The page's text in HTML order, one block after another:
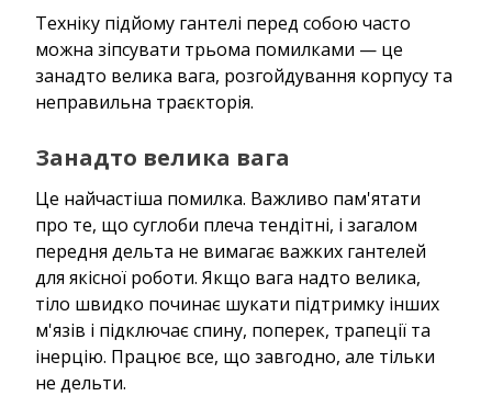
Техніку підйому гантелі перед собою часто
можна зіпсувати трьома помилками — це
занадто велика вага, розгойдування корпусу та
неправильна траєкторія.
Занадто велика вага
Це найчастіша помилка. Важливо пам'ятати
про те, що суглоби плеча тендітні, і загалом
передня дельта не вимагає важких гантелей
для якісної роботи. Якщо вага надто велика,
тіло швидко починає шукати підтримку інших
м'язів і підключає спину, поперек, трапеції та
інерцію. Працює все, що завгодно, але тільки
не дельти.